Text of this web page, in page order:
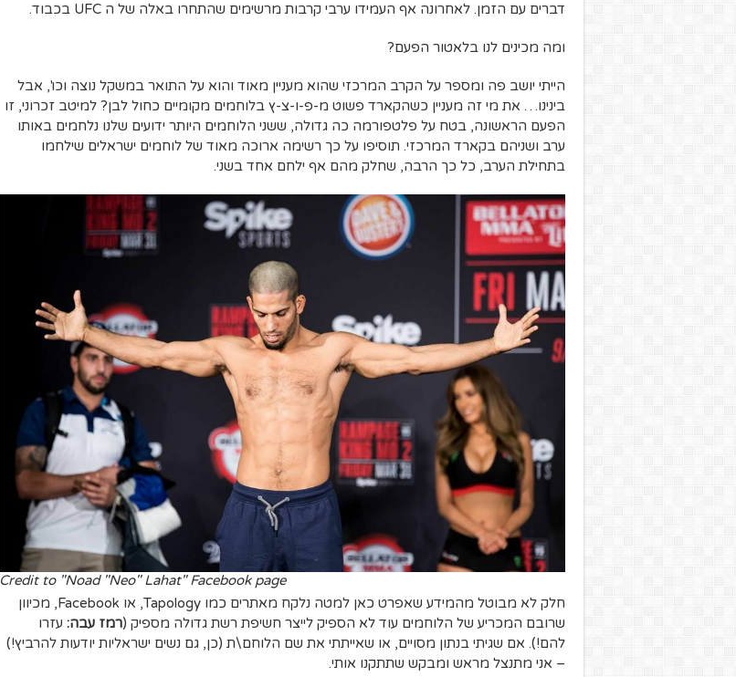
דברים עם הזמן. לאחרונה אף העמידו ערבי קרבות מרשימים שהתחרו באלה של ה UFC בכבוד.
ומה מכינים לנו בלאטור הפעם?
הייתי יושב פה ומספר על הקרב המרכזי שהוא מעניין מאוד והוא על התואר במשקל נוצה וכו', אבל
בינינו… את מי זה מעניין כשהקארד פשוט מ-פ-ו-צ-ץ בלוחמים מקומיים כחול לבן? למיטב זכרוני, זו
הפעם הראשונה, בטח על פלטפורמה כה גדולה, ששני הלוחמים היותר ידועים שלנו נלחמים באותו
ערב ושניהם בקארד המרכזי. תוסיפו על כך רשימה ארוכה מאוד של לוחמים ישראלים שילחמו
בתחילת הערב, כל כך הרבה, שחלק מהם אף ילחם אחד בשני.
Credit to "Noad "Neo" Lahat" Facebook page
חלק לא מבוטל מהמידע שאפרט כאן למטה נלקח מאתרים כמו Tapology, או Facebook, מכיוון
שרובם המכריע של הלוחמים עוד לא הספיק לייצר חשיפת רשת גדולה מספיק (רמז עבה: עזרו
להם!). אם שגיתי בנתון מסויים, או שאייתתי את שם הלוחם\ת (כן, גם נשים ישראליות יודעות להרביץ!)
– אני מתנצל מראש ומבקש שתתקנו אותי.